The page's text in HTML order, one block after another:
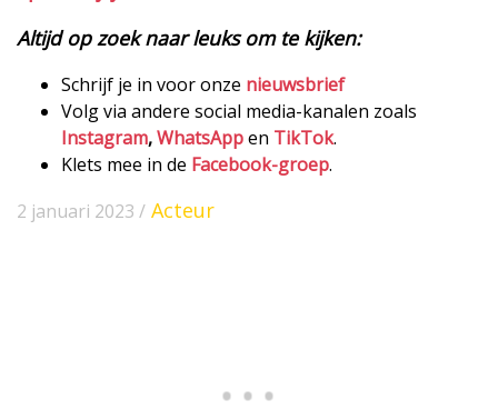
Altijd op zoek naar leuks om te kijken:
Schrijf je in voor onze nieuwsbrief
Volg via andere social media-kanalen zoals
Instagram,WhatsAppen TikTok.
Klets mee in de Facebook-groep.
2 januari 2023 / Acteur